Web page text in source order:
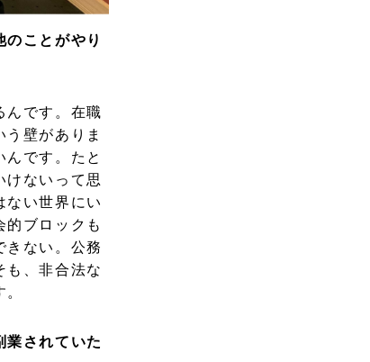
ことがやり
んです。在職
壁がありま
です。たと
けないって思
ない世界にい
的ブロックも
きない。公務
も、非合法な
業されていた